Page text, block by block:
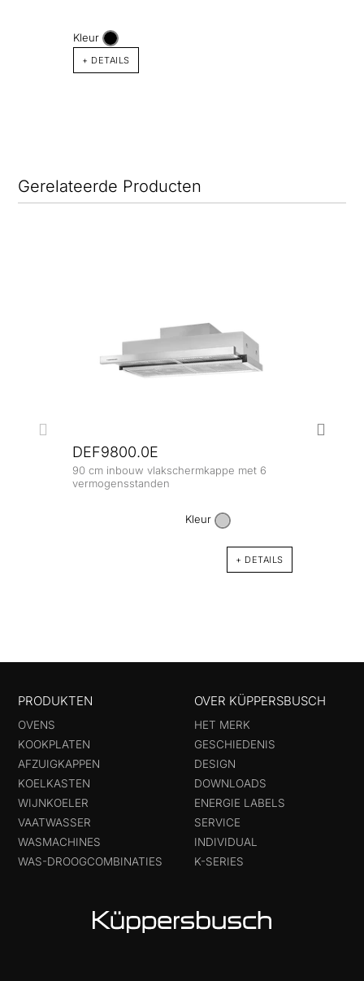
Kleur
+ DETAILS
Gerelateerde Producten
DEF9800.0E
90 cm inbouw vlakschermkappe met 6
vermogensstanden
Kleur
+ DETAILS
PRODUKTEN
OVENS
KOOKPLATEN
AFZUIGKAPPEN
KOELKASTEN
WIJNKOELER
VAATWASSER
WASMACHINES
WAS-DROOGCOMBINATIES
OVER KÜPPERSBUSCH
HET MERK
GESCHIEDENIS
DESIGN
DOWNLOADS
ENERGIE LABELS
SERVICE
INDIVIDUAL
K-SERIES